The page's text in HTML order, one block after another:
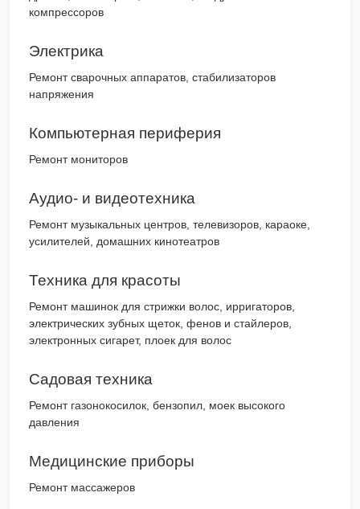
компрессоров
Электрика
Ремонт сварочных аппаратов, стабилизаторов
напряжения
Компьютерная периферия
Ремонт мониторов
Аудио- и видеотехника
Ремонт музыкальных центров, телевизоров, караоке,
усилителей, домашних кинотеатров
Техника для красоты
Ремонт машинок для стрижки волос, ирригаторов,
электрических зубных щеток, фенов и стайлеров,
электронных сигарет, плоек для волос
Садовая техника
Ремонт газонокосилок, бензопил, моек высокого
давления
Медицинские приборы
Ремонт массажеров